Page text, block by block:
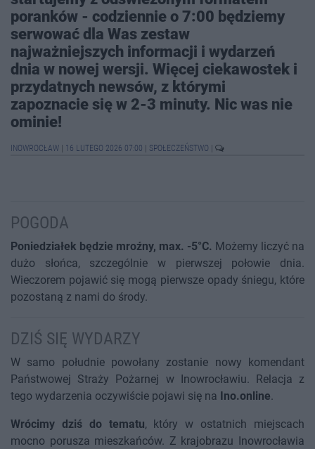
poranków - codziennie o 7:00 będziemy
serwować dla Was zestaw
najważniejszych informacji i wydarzeń
dnia w nowej wersji. Więcej ciekawostek i
przydatnych newsów, z którymi
zapoznacie się w 2-3 minuty. Nic was nie
ominie!
INOWROCŁAW 16 LUTEGO 2026 07:00 SPOŁECZEŃSTWO
POGODA
Poniedziałek będzie mroźny, max. -5°C. Możemy liczyć na
dużo słońca, szczególnie w pierwszej połowie dnia.
Wieczorem pojawić się mogą pierwsze opady śniegu, które
pozostaną z nami do środy.
DZIŚ SIĘ WYDARZY
W samo południe powołany zostanie nowy komendant
Państwowej Straży Pożarnej w Inowrocławiu. Relacja z
tego wydarzenia oczywiście pojawi się na Ino.online.
Wrócimy dziś do tematu, który w ostatnich miejscach
mocno porusza mieszkańców. Z krajobrazu Inowrocławia